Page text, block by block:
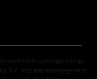
te ontvangen en ga
B.V. mijn persoonsgegevens